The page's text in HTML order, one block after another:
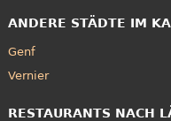
ANDERE STÄDTE IM
Genf
Vernier
RESTAURANTS NACH